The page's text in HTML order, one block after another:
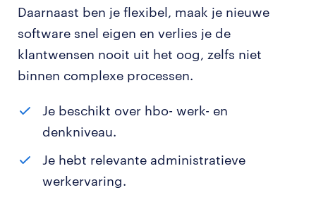
Daarnaast ben je flexibel, maak je nieuwe
software snel eigen en verlies je de
klantwensen nooit uit het oog, zelfs niet
binnen complexe processen.
Je beschikt over hbo- werk- en
denkniveau.
Je hebt relevante administratieve
werkervaring.